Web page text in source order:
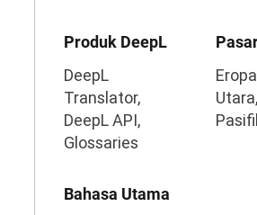
Produk DeepL
DeepL
Translator,
DeepL API,
Glossaries
Bahasa Utama